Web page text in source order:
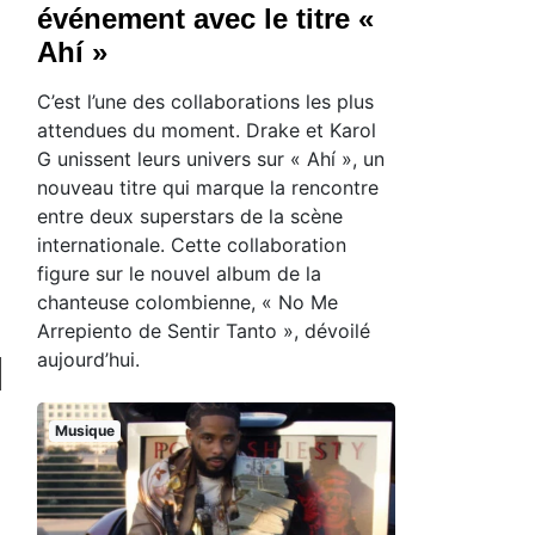
événement avec le titre «
Ahí »
C’est l’une des collaborations les plus
attendues du moment. Drake et Karol
G unissent leurs univers sur « Ahí », un
nouveau titre qui marque la rencontre
entre deux superstars de la scène
internationale. Cette collaboration
figure sur le nouvel album de la
chanteuse colombienne, « No Me
Arrepiento de Sentir Tanto », dévoilé
aujourd’hui.
Musique